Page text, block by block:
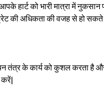
हार्ट को भारी मात्रा में
की अधिकता की वजह से हो
तंत्र के कार्य को कुशल करता है
करें|